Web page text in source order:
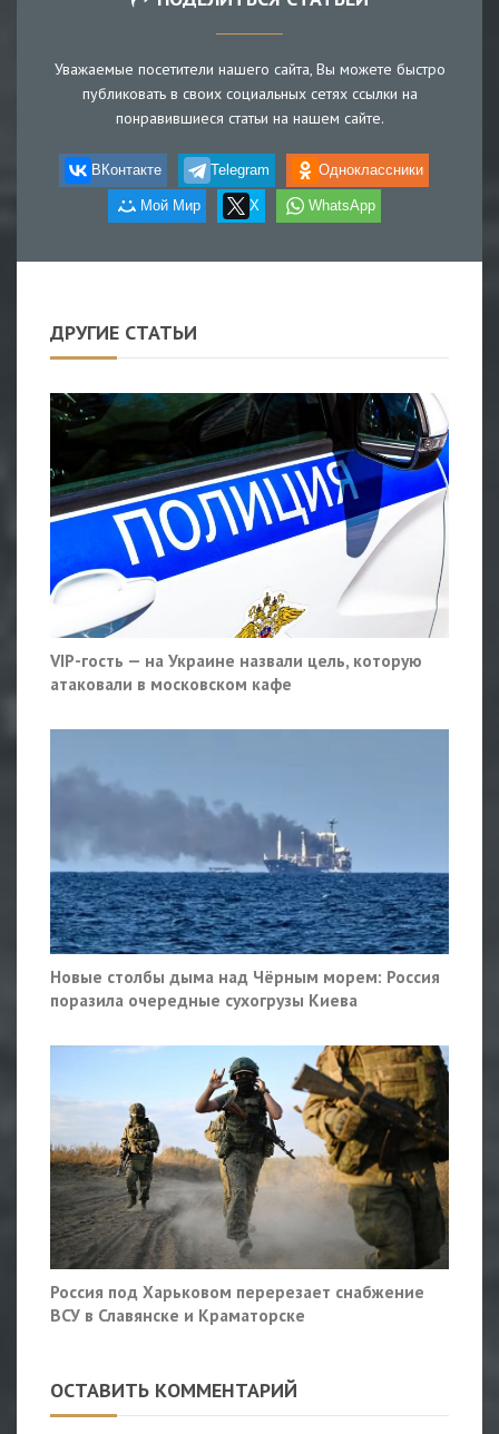
Уважаемые посетители нашего сайта, Вы можете быстро
публиковать в своих социальных сетях ссылки на
понравившиеся статьи на нашем сайте.
ВКонтакте Telegram Одноклассники
Мой Мир X WhatsApp
ДРУГИЕ СТАТЬИ
VIP-гость — на Украине назвали цель, которую
атаковали в московском кафе
Новые столбы дыма над Чёрным морем: Россия
поразила очередные сухогрузы Киева
Россия под Харьковом перерезает снабжение
ВСУ в Славянске и Краматорске
ОСТАВИТЬ КОММЕНТАРИЙ